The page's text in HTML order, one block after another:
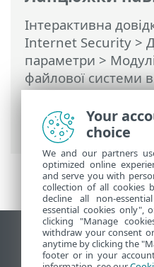
Інтерактивна
Internet Security >
параметри >
файлової системи
часу> Можливі
конфігурації
реального часу
Переглянути повну
End of Life
Your
choice
We and our partners
optimized online
and serve you with
collection of all cookies
decline all non-
essential cookies only",
clicking "Manage
withdraw your consent
anytime by clicking the
footer or in your